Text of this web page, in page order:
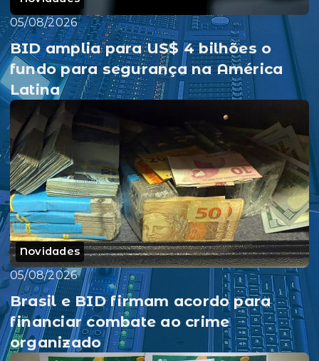
05/08/2026
BID amplia para US$ 4 bilhões o
fundo para segurança na América
Latina
Novidades
05/08/2026
Brasil e BID firmam acordo para
financiar combate ao crime
organizado